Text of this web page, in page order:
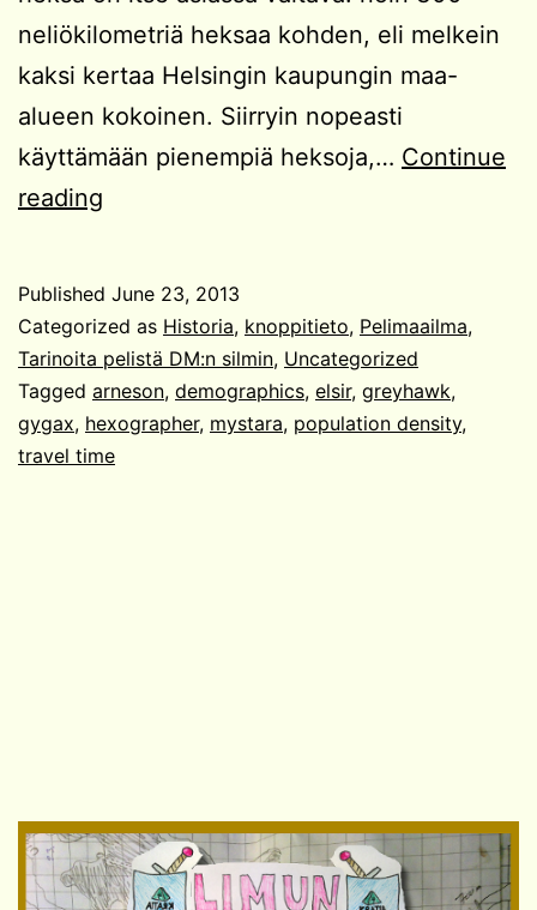
neliökilometriä heksaa kohden, eli melkein
kaksi kertaa Helsingin kaupungin maa-
alueen kokoinen. Siirryin nopeasti
käyttämään pienempiä heksoja,… Continue
reading
Published June 23, 2013
Categorized as Historia, knoppitieto, Pelimaailma,
Tarinoita pelistä DM:n silmin, Uncategorized
Tagged arneson, demographics, elsir, greyhawk,
gygax, hexographer, mystara, population density,
travel time